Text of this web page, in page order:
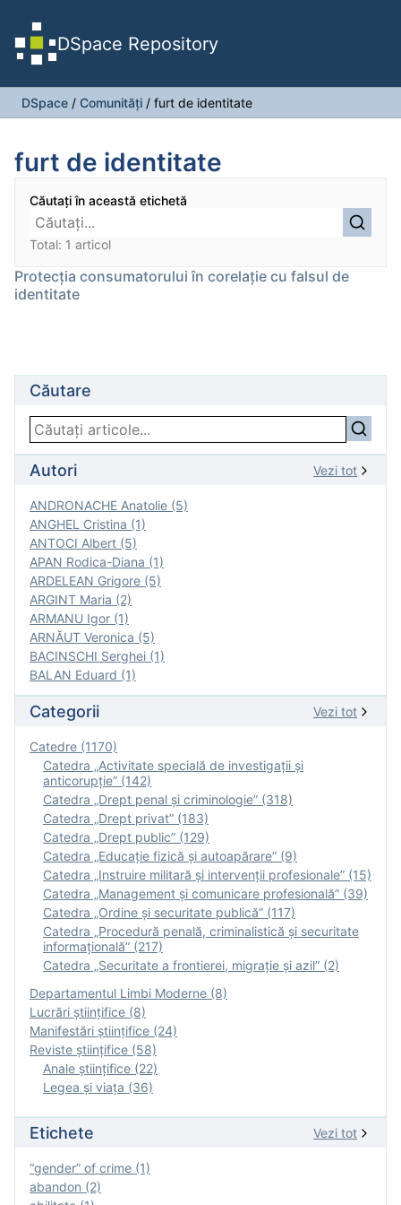
DSpace Repository
DSpace / Comunități / furt de identitate
furt de identitate
Căutați în această etichetă
Total: 1 articol
Protecția consumatorului în corelație cu falsul de
identitate
Căutare
Autori Vezi tot
ANDRONACHE Anatolie (5)
ANGHEL Cristina (1)
ANTOCI Albert (5)
APAN Rodica-Diana (1)
ARDELEAN Grigore (5)
ARGINT Maria (2)
ARMANU Igor (1)
ARNĂUT Veronica (5)
BACINSCHI Serghei (1)
BALAN Eduard (1)
Categorii Vezi tot
Catedre (1170)
Catedra „Activitate specială de investigaţii şi
anticorupție” (142)
Catedra „Drept penal și criminologie” (318)
Catedra „Drept privat” (183)
Catedra „Drept public” (129)
Catedra „Educație fizică şi autoapărare” (9)
Catedra „Instruire militară şi intervenţii profesionale” (15)
Catedra „Management și comunicare profesională” (39)
Catedra „Ordine și securitate publică” (117)
Catedra „Procedură penală, criminalistică și securitate
informațională” (217)
Catedra „Securitate a frontierei, migrație și azil” (2)
Departamentul Limbi Moderne (8)
Lucrări științifice (8)
Manifestări ştiinţifice (24)
Reviste ştiinţifice (58)
Anale ştiinţifice (22)
Legea şi viaţa (36)
Etichete Vezi tot
“gender” of crime (1)
abandon (2)